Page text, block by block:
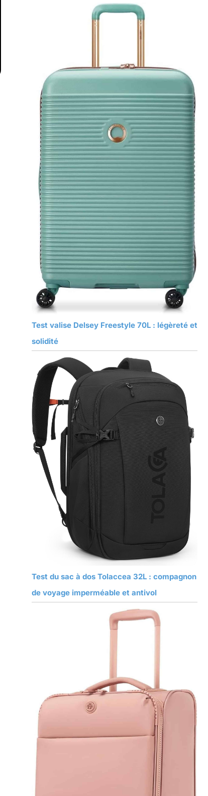
Test valise Delsey Freestyle 70L : légèreté et
solidité
Test du sac à dos Tolaccea 32L : compagnon
de voyage imperméable et antivol